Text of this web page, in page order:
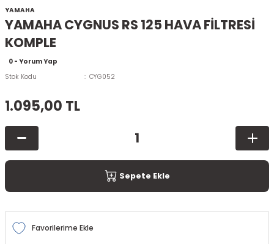
YAMAHA
YAMAHA CYGNUS RS 125 HAVA FİLTRESİ
KOMPLE
0 - Yorum Yap
Stok Kodu
CYG052
1.095,00 TL
Sepete Ekle